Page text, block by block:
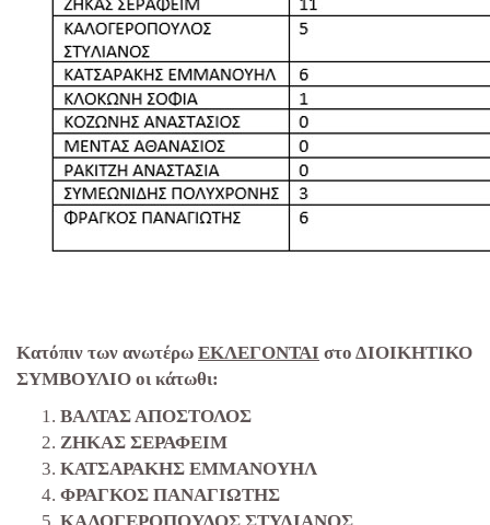
Κατόπιν των ανωτέρω ΕΚΛΕΓΟΝΤΑΙ στο ΔΙΟΙΚΗΤΙΚΟ
ΣΥΜΒΟΥΛΙΟ οι κάτωθι:
ΒΑΛΤΑΣ ΑΠΟΣΤΟΛΟΣ
ΖΗΚΑΣ ΣΕΡΑΦΕΙΜ
ΚΑΤΣΑΡΑΚΗΣ ΕΜΜΑΝΟΥΗΛ
ΦΡΑΓΚΟΣ ΠΑΝΑΓΙΩΤΗΣ
ΚΑΛΟΓΕΡΟΠΟΥΛΟΣ ΣΤΥΛΙΑΝΟΣ